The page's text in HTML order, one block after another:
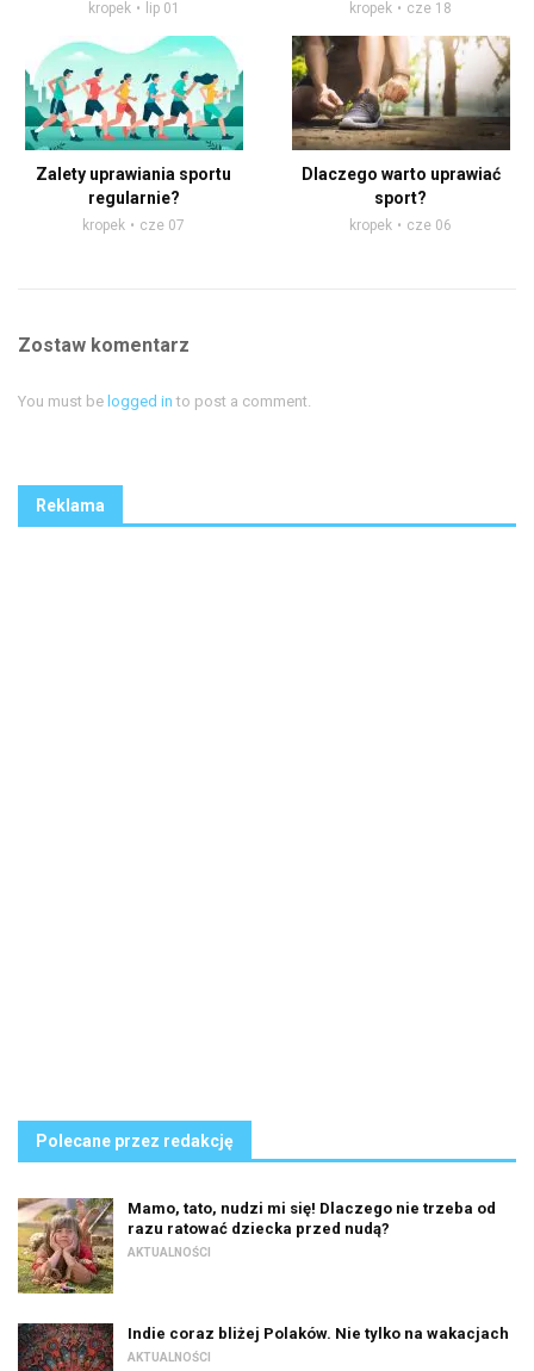
kropek lip 01 kropek cze 18
Zalety uprawiania sportu
regularnie?
kropek cze 07
Dlaczego warto uprawiać
sport?
kropek cze 06
Zostaw komentarz
You must be logged in to post a comment.
Reklama
Polecane przez redakcję
Mamo, tato, nudzi mi się! Dlaczego nie trzeba od
razu ratować dziecka przed nudą?
AKTUALNOŚCI
Indie coraz bliżej Polaków. Nie tylko na wakacjach
AKTUALNOŚCI